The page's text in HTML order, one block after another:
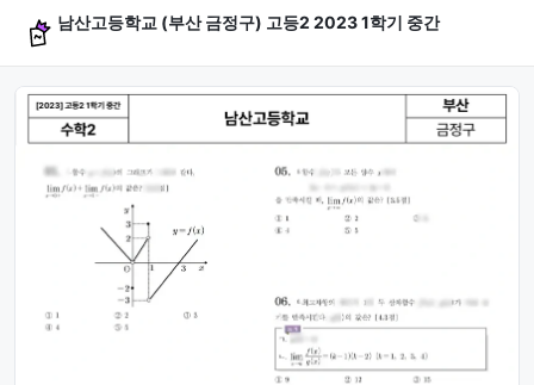
남산고등학교 (부산 금정구) 고등2 2023 1학기 중간